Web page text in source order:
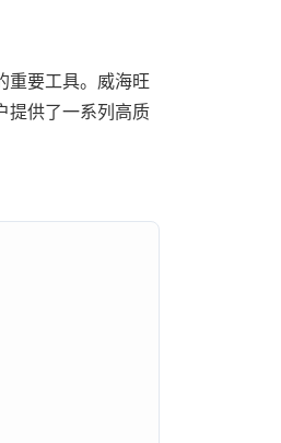
重要工具。威海旺
提供了一系列高质